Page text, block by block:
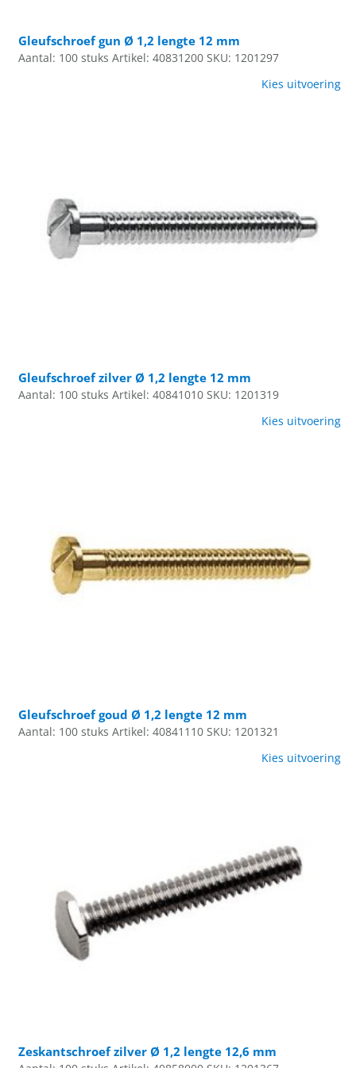
Gleufschroef gun Ø 1,2 lengte 12 mm
Aantal: 100 stuks Artikel: 40831200 SKU: 1201297
Kies uitvoering
Gleufschroef zilver Ø 1,2 lengte 12 mm
Aantal: 100 stuks Artikel: 40841010 SKU: 1201319
Kies uitvoering
Gleufschroef goud Ø 1,2 lengte 12 mm
Aantal: 100 stuks Artikel: 40841110 SKU: 1201321
Kies uitvoering
Zeskantschroef zilver Ø 1,2 lengte 12,6 mm